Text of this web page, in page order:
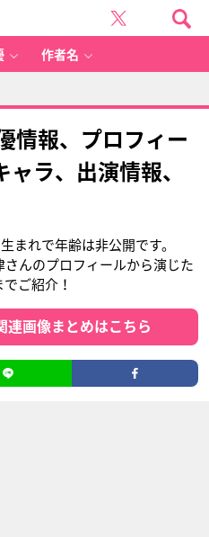
作者名
情報、プロフィー
ラ、出演情報、
まれで年齢は非公開です。
んのプロフィールから演じた
ご紹介！
連画像まとめはこちら